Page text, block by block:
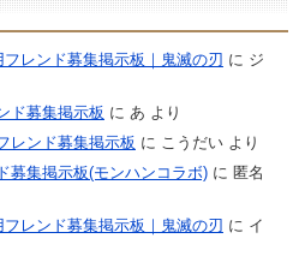
フレンド募集掲示板｜鬼滅の刃 に ジ
ド募集掲示板 に あ より
レンド募集掲示板 に こうだいより
募集掲示板(モンハンコラボ)に 匿名
フレンド募集掲示板｜鬼滅の刃 に イ